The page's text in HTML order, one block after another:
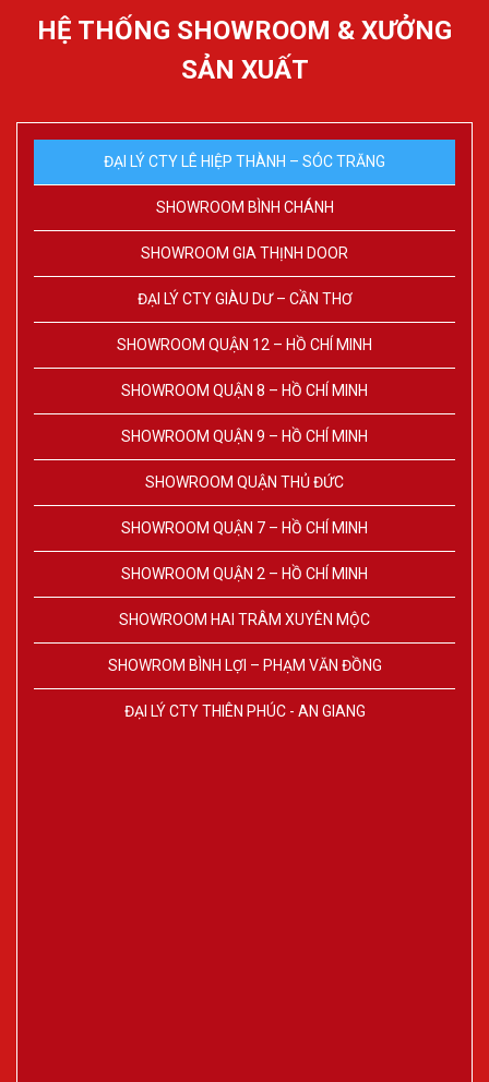
HỆ THỐNG SHOWROOM & XƯỞNG
SẢN XUẤT
ĐẠI LÝ CTY LÊ HIỆP THÀNH – SÓC TRĂNG
SHOWROOM BÌNH CHÁNH
SHOWROOM GIA THỊNH DOOR
ĐẠI LÝ CTY GIÀU DƯ – CẦN THƠ
SHOWROOM QUẬN 12 – HỒ CHÍ MINH
SHOWROOM QUẬN 8 – HỒ CHÍ MINH
SHOWROOM QUẬN 9 – HỒ CHÍ MINH
SHOWROOM QUẬN THỦ ĐỨC
SHOWROOM QUẬN 7 – HỒ CHÍ MINH
SHOWROOM QUẬN 2 – HỒ CHÍ MINH
SHOWROOM HAI TRÂM XUYÊN MỘC
SHOWROM BÌNH LỢI – PHẠM VĂN ĐỒNG
ĐẠI LÝ CTY THIÊN PHÚC - AN GIANG